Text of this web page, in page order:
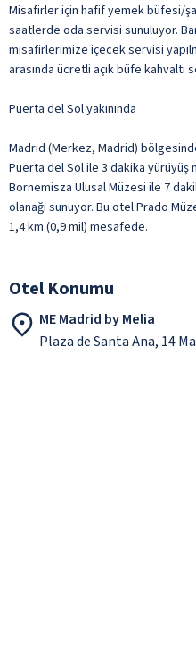
Misafirler için hafif yemek büfesi/
saatlerde oda servisi sunuluyor.
misafirlerimize içecek servisi
arasında ücretli açık büfe kahvaltı
Puerta del Sol yakınında
Madrid (Merkez, Madrid)
Puerta del Sol ile 3 dakika
Bornemisza Ulusal Müzesi ile 7
olanağı sunuyor. Bu otel Prado
1,4 km (0,9 mil) mesafede.
Otel Konumu
ME Madrid by Melia
Plaza de Santa Ana, 14